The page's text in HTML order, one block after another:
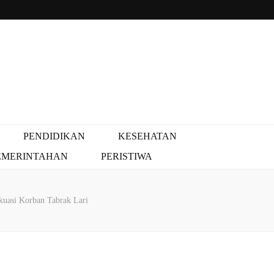
PENDIDIKAN
KESEHATAN
PERISTIWA
Korban Tabrak Lari